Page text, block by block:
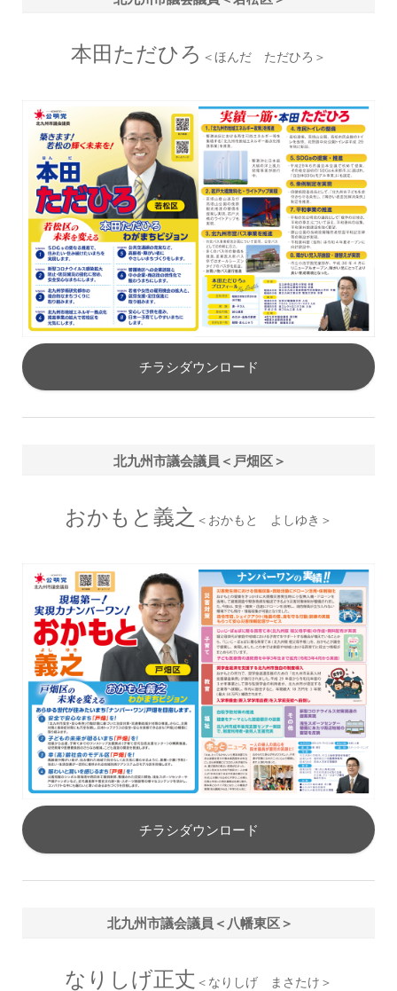
本田ただひろ ＜ほんだ ただひろ＞
チラシダウンロード
北九州市議会議員＜戸畑区＞
おかもと義之 ＜おかもと よしゆき＞
チラシダウンロード
北九州市議会議員＜八幡東区＞
なりしげ正丈 ＜なりしげ まさたけ＞